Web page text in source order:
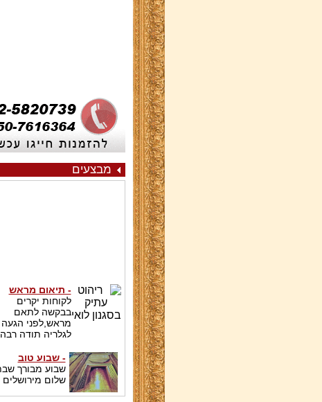
מבצעים
בבקשה לתאם
מראש,לפני הגעה
לגלריה תודה רבה
- שבוע טוב
שלום מירושלים